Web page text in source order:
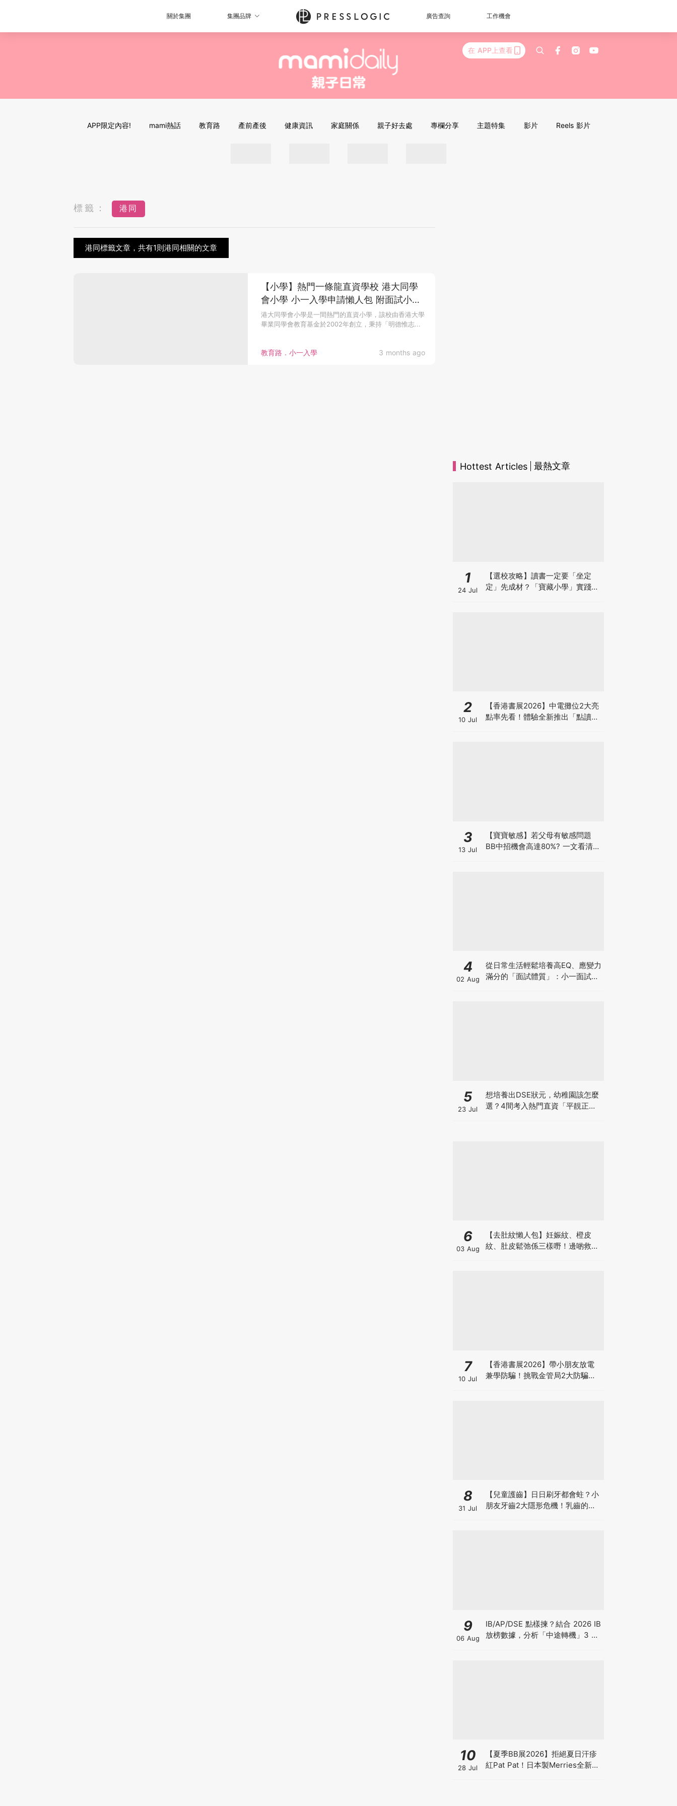
關於集團 集團品牌 廣告查詢 工作機會
在 APP上查看
APP限定內容! mami熱話 教育路 產前產後 健康資訊 家庭關係 親子好去處 專欄分享 主題特集 影片 Reels 影片
標籤： 港同
港同標籤文章，共有1則港同相關的文章
教育路．小一入學 3 months ago
【小學】熱門一條龍直資學校 港大同學
會小學 小一入學申請懶人包 附面試小貼
士
港大同學會小學是一間熱門的直資小學，該校由香港大學
畢業同學會教育基金於2002年創立，秉持「明德惟志...
Hottest Articles 最熱文章
1
24 Jul
【選校攻略】讀書一定要「坐定
定」先成材？「寶藏小學」實踐動
2
10 Jul
【香港書展2026】中電攤位2大亮
點率先看！體驗全新推出「點讀故
3
13 Jul
【寶寶敏感】若父母有敏感問題
BB中招機會高達80%? 一文看清預
4
02 Aug
從日常生活輕鬆培養高EQ、應變力
滿分的「面試體質」：小一面試最
5
23 Jul
想培養出DSE狀元，幼稚園該怎麼
選？4間考入熱門直資「平靚正」
6
03 Aug
【去肚紋懶人包】妊娠紋、橙皮
紋、肚皮鬆弛係三樣嘢！邊啲救得
7
10 Jul
【香港書展2026】帶小朋友放電
兼學防騙！挑戰金管局2大防騙遊
8
31 Jul
【兒童護齒】日日刷牙都會蛀？小
朋友牙齒2大隱形危機！乳齒的琺
9
06 Aug
IB/AP/DSE 點樣揀？結合 2026 IB
放榜數據，分析「中途轉機」3 大
10
28 Jul
【夏季BB展2026】拒絕夏日汗疹
紅Pat Pat！日本製Merries全新超